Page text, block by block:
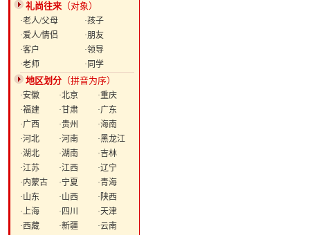
礼尚往来 （对象）
·老人/父母
·孩子
·爱人/情侣
·朋友
·客户
·领导
·老师
·同学
地区划分 （拼音为序）
·安徽 ·北京
·重庆
·福建
·甘肃
·广东
·广西
·贵州
·海南
·河北
·河南
·黑龙江
·湖北
·湖南
·吉林
·江苏
·江西
·辽宁
·内蒙古
·宁夏
·青海
·山东
·山西
·陕西
·上海
·四川
·天津
·西藏
·新疆
·云南